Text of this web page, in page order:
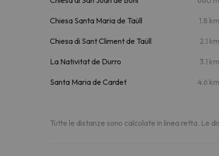
Chiesa Santa Maria de Taüll 1.8 km
Chiesa di Sant Climent de Taüll 2.1 km
La Nativitat de Durro 3.1 km
Santa Maria de Cardet 4.6 km
Tutte le distanze sono calcolate in linea retta. Le